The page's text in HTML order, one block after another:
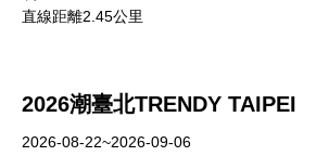
直線距離2.45公里
2026潮臺北TRENDY TAIPEI
2026-08-22~2026-09-06